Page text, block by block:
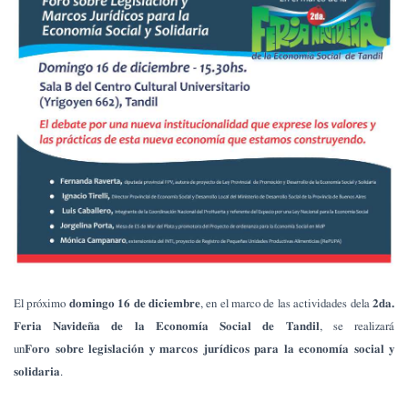
El próximo domingo 16 de diciembre, en el marco de las actividades dela2da.
Feria Navideña de la Economía Social de Tandil, se realizará
unForo sobre legislación y marcos jurídicos para la economía social y
solidaria.